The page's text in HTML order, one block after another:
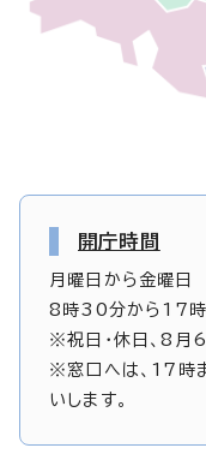
開庁時間
月曜日から金曜日
8時30分から17
※祝日・休日、8
※窓口へは、17時
いします。